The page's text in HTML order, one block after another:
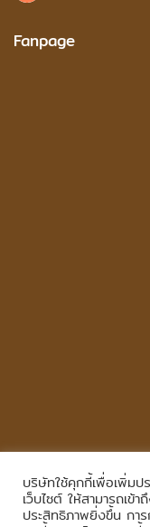
Fanpage
Copyright ©
บริษัทใช้คุกกี้เพื่อเพิ่มป
เว็บไซต์ ให้สามารถเข้
ประสิทธิภาพยิ่งขึ้น กา